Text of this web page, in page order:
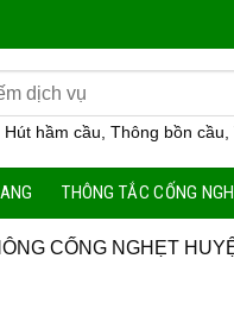
Hút hầm cầu, Thông bồn cầu,
THÔNG TẮC CỐNG
CỐNG NGHẸT